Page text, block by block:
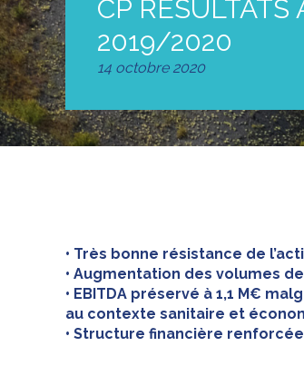
CP
2019/2020
14 octobre 2020
• Très bonne résistance de
• Augmentation des volumes
• EBITDA préservé à 1,1 M€
au contexte sanitaire et
• Structure financière